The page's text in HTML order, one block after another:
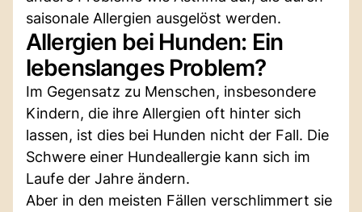
saisonale Allergien ausgelöst werden.
Allergien bei Hunden: Ein
lebenslanges Problem?
Im Gegensatz zu Menschen, insbesondere
Kindern, die ihre Allergien oft hinter sich
lassen, ist dies bei Hunden nicht der Fall. Die
Schwere einer Hundeallergie kann sich im
Laufe der Jahre ändern.
Aber in den meisten Fällen verschlimmert sie